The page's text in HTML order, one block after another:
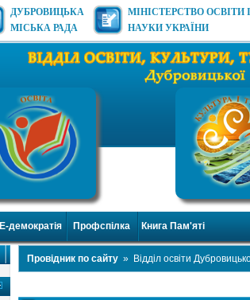
ДУБРОВИЦЬКА
МІСЬКА РАДА
МІНІСТЕРСТВО ОСВІТИ І
НАУКИ УКРАЇНИ
Е-демократія Профспілка Книга Пам'яті
Провідник по сайту » Відділ освіти